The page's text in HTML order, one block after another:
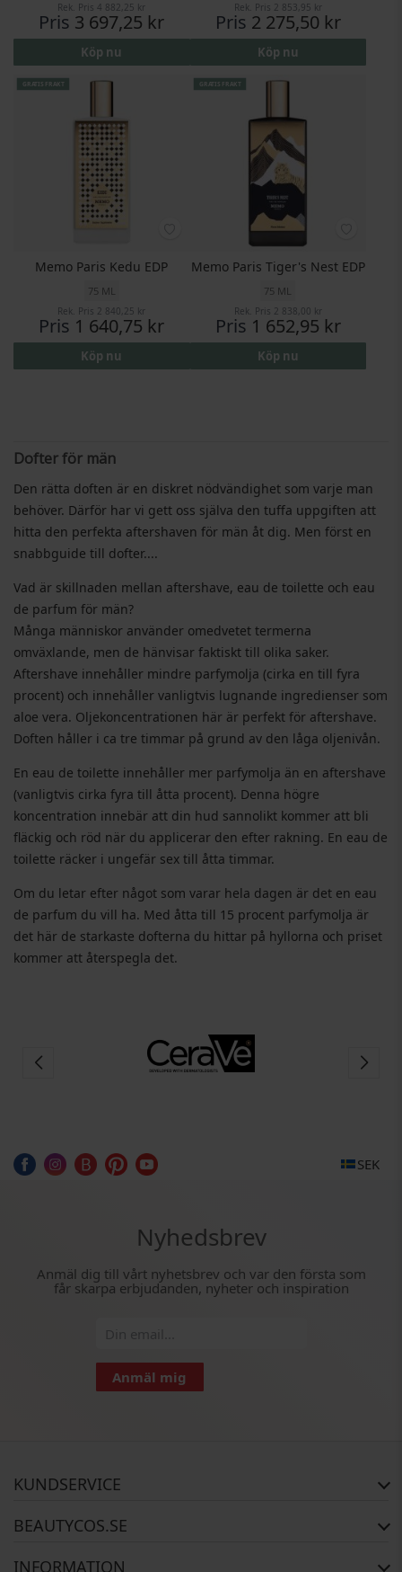
Rek. Pris 4 882,25 kr
Pris 3 697,25 kr
Köp nu
Rek. Pris 2 853,95 kr
Pris 2 275,50 kr
Köp nu
GRATIS FRAKT
Memo Paris Kedu EDP
75 ML
Rek. Pris 2 840,25 kr
Pris 1 640,75 kr
Köp nu
GRATIS FRAKT
Memo Paris Tiger's Nest EDP
75 ML
Rek. Pris 2 838,00 kr
Pris 1 652,95 kr
Köp nu
Dofter för män
Den rätta doften är en diskret nödvändighet som varje man
behöver. Därför har vi gett oss själva den tuffa uppgiften att
hitta den perfekta aftershaven för män åt dig. Men först en
snabbguide till dofter....
Vad är skillnaden mellan aftershave, eau de toilette och eau
de parfum för män?
Många människor använder omedvetet termerna
omväxlande, men de hänvisar faktiskt till olika saker.
Aftershave innehåller mindre parfymolja (cirka en till fyra
procent) och innehåller vanligtvis lugnande ingredienser som
aloe vera. Oljekoncentrationen här är perfekt för aftershave.
Doften håller i ca tre timmar på grund av den låga oljenivån.
En eau de toilette innehåller mer parfymolja än en aftershave
(vanligtvis cirka fyra till åtta procent). Denna högre
koncentration innebär att din hud sannolikt kommer att bli
fläckig och röd när du applicerar den efter rakning. En eau de
toilette räcker i ungefär sex till åtta timmar.
Om du letar efter något som varar hela dagen är det en eau
de parfum du vill ha. Med åtta till 15 procent parfymolja är
det här de starkaste dofterna du hittar på hyllorna och priset
kommer att återspegla det.
SEK
Nyhedsbrev
Anmäl dig till vårt nyhetsbrev och var den första som
får skarpa erbjudanden, nyheter och inspiration
Anmäl mig
KUNDSERVICE
BEAUTYCOS.SE
INFORMATION